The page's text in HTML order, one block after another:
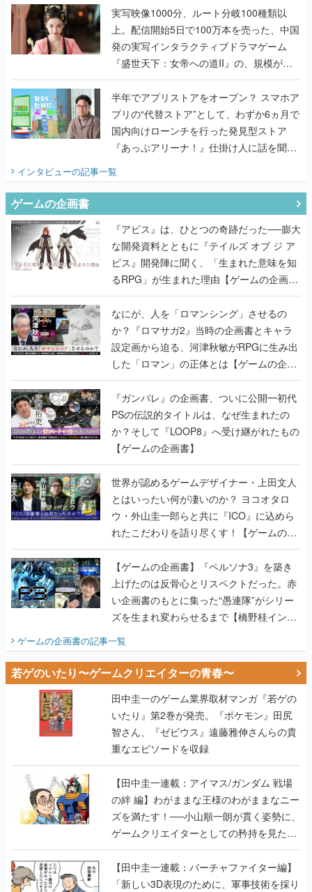
んだレジェンド2人に訊く開発秘話
実写映像1000分、ルート分岐100種類以
上。配信開始5日で100万本を売った、中国
発の実写インタラクティブドラマゲーム
『盛世天下：女帝への道II』の、規模が違
うこだわりをプロデューサーに聞いた
半年でアプリストアをオープン？ スマホア
プリの“代替ストア”として、わずか6ヵ月で
国内向けローンチを行った発見型ストア
『あっぷアリーナ！』仕掛け人に話を聞い
インタビューの記事一覧
ゲームの企画書
『アビス』は、ひとつの奇跡だった──膨大
な開発資料とともに『テイルズ オブ ジ ア
ビス』開発陣に聞く、「生まれた意味を知
るRPG」が生まれた理由【ゲームの企画
書】
なにが、人を「ロマンシング」させるの
か？『ロマサガ2』当時の企画書とキャラ
設定画から迫る、河津秋敏がRPGに生み出
した「ロマン」の正体とは【ゲームの企画
書】
『ガンパレ』の企画書、ついに公開━初代
PSの伝説的タイトルは、なぜ生まれたの
か？そして『LOOP8』へ受け継がれたもの
【ゲームの企画書】
世界が認めるゲームデザイナー・上田文人
とはいったい何が凄いのか？ ヨコオタロ
ウ・外山圭一郎らと共に『ICO』に込めら
れたこだわりを語り尽くす！【ゲームの企
画書】
【ゲームの企画書】『ペルソナ3』を築き
上げたのは反骨心とリスペクトだった。赤
い企画書のもとに集った“愚連隊”がシリー
ズを生まれ変わらせるまで【橋野桂インタ
ゲームの企画書の記事一覧
若ゲのいたり〜ゲームクリエイターの青春〜
田中圭一のゲーム業界取材マンガ『若ゲの
いたり』第2巻が発売。『ポケモン』田尻
智さん、『ゼビウス』遠藤雅伸さんらの貴
重なエピソードを収録
【田中圭一連載：アイマス/ガンダム 戦場
の絆 編】わがままな王様のわがままなニー
ズを満たす！──小山順一朗が貫く姿勢に、
ゲームクリエイターとしての矜持を見た
【若ゲのいたり最終回】
【田中圭一連載：バーチャファイター編】
「新しい3D表現のために、軍事技術を採り